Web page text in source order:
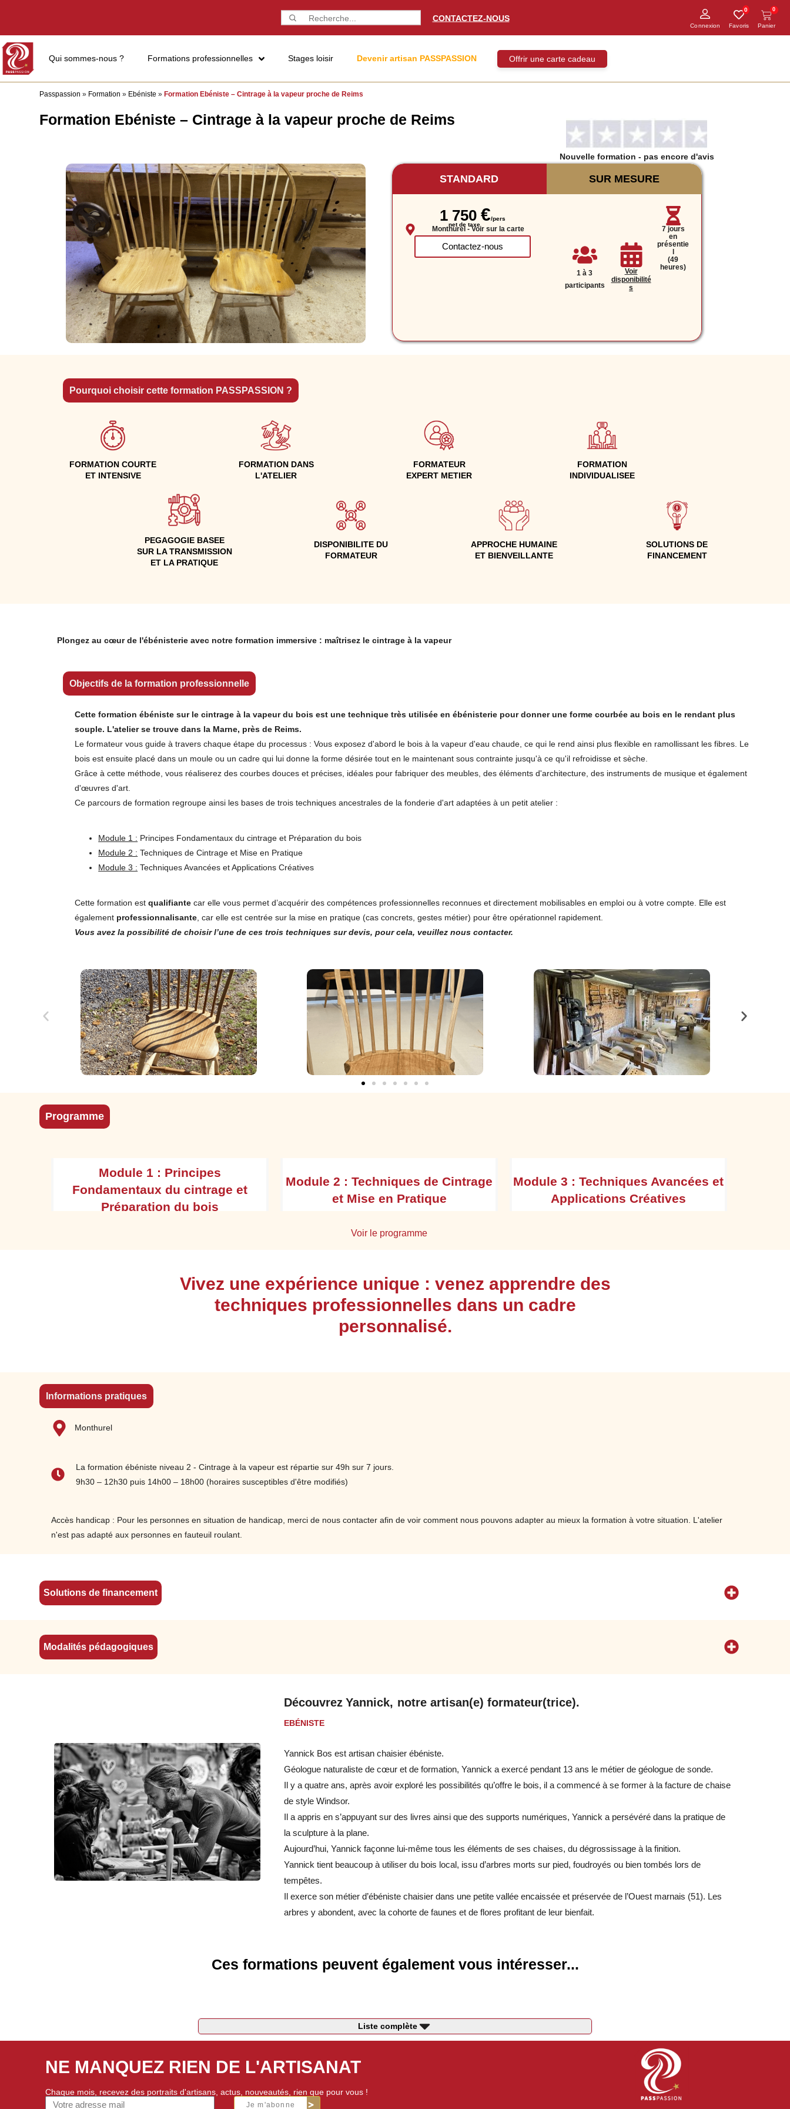
CONTACTEZ-NOUS
0 0
Qui sommes-nous ? Formations professionnelles Stages loisir Devenir artisan PASSPASSION Offrir une carte cadeau
Passpassion » Formation » Ebéniste » Formation Ebéniste – Cintrage à la vapeur proche de Reims
Formation Ebéniste – Cintrage à la vapeur proche de Reims
Nouvelle formation - pas encore d'avis
STANDARD SUR MESURE
1 750 €
Monthurel - Voir sur la carte
Contactez-nous
1 à 3
participants
Voir
disponibilité
s
7 jours
en
présentie
l
(49
heures)
Pourquoi choisir cette formation PASSPASSION ?
FORMATION COURTE
ET INTENSIVE
FORMATION DANS
L'ATELIER
FORMATEUR
EXPERT METIER
FORMATION
INDIVIDUALISEE
PEGAGOGIE BASEE
SUR LA TRANSMISSION
ET LA PRATIQUE
DISPONIBILITE DU
FORMATEUR
APPROCHE HUMAINE
ET BIENVEILLANTE
SOLUTIONS DE
FINANCEMENT
Plongez au cœur de l'ébénisterie avec notre formation immersive : maîtrisez le cintrage à la vapeur
Objectifs de la formation professionnelle
Cette formation ébéniste sur le cintrage à la vapeur du bois est une technique très utilisée en ébénisterie pour donner une forme courbée au bois en le rendant plus
souple. L'atelier se trouve dans la Marne, près de Reims.
Le formateur vous guide à travers chaque étape du processus : Vous exposez d'abord le bois à la vapeur d'eau chaude, ce qui le rend ainsi plus flexible en ramollissant les fibres. Le
bois est ensuite placé dans un moule ou un cadre qui lui donne la forme désirée tout en le maintenant sous contrainte jusqu'à ce qu'il refroidisse et sèche.
Grâce à cette méthode, vous réaliserez des courbes douces et précises, idéales pour fabriquer des meubles, des éléments d'architecture, des instruments de musique et également
d'œuvres d'art.
Ce parcours de formation regroupe ainsi les bases de trois techniques ancestrales de la fonderie d'art adaptées à un petit atelier :
Module 1 : Principes Fondamentaux du cintrage et Préparation du bois
Module 2 : Techniques de Cintrage et Mise en Pratique
Module 3 : Techniques Avancées et Applications Créatives
Cette formation estqualifiante car elle vous permet d’acquérir des compétences professionnelles reconnues et directement mobilisables en emploi ou à votre compte. Elle est
également professionnalisante , car elle est centrée sur la mise en pratique (cas concrets, gestes métier) pour être opérationnel rapidement.
Vous avez la possibilité de choisir l’une de ces trois techniques sur devis, pour cela, veuillez nous contacter.
Programme
Module 1 : Principes
Fondamentaux du cintrage et
Préparation du bois
Structure cellulaire du bois et rôle de la
Maîtriser les règles de sécurité : manipulation
d’équipements chauffants, protection
Sélectionner les essences de bois adaptées au
Déterminer le temps de traitement en fonction
de l'épaisseur du bois.
orientation des fibres
Module 2 : Techniques de Cintrage
et Mise en Pratique
Pression manuelle ou mécanique pour
former des courbes simples (cercles, arcs),
Utilisation de moules, serre-joints et sangles
de tension.
ébénisterie, ex : courbes de chaises,
accoudoirs et aussi pieds de table
Module 3 : Techniques Avancées et
Applications Créatives
pièce cintrée (ex. tablette courbe, dossier de
Expérimenter avec des combinaisons de bois
Voir le programme
Vivez une expérience unique : venez apprendre des
techniques professionnelles dans un cadre
personnalisé.
Informations pratiques
Monthurel
La formation ébéniste niveau 2 - Cintrage à la vapeur est répartie sur 49h sur 7 jours.
9h30 – 12h30 puis 14h00 – 18h00 (horaires susceptibles d'être modifiés)
Accès handicap : Pour les personnes en situation de handicap, merci de nous contacter afin de voir comment nous pouvons adapter au mieux la formation à votre situation. L'atelier
n'est pas adapté aux personnes en fauteuil roulant.
Solutions de financement
Modalités pédagogiques
Découvrez Yannick, notre artisan(e) formateur(trice).
EBÉNISTE
Yannick Bos est artisan chaisier ébéniste.
Géologue naturaliste de cœur et de formation, Yannick a exercé pendant 13 ans le métier de géologue de sonde.
Il y a quatre ans, après avoir exploré les possibilités qu’offre le bois, il a commencé à se former à la facture de chaise
de style Windsor.
Il a appris en s’appuyant sur des livres ainsi que des supports numériques, Yannick a persévéré dans la pratique de
la sculpture à la plane.
Aujourd’hui, Yannick façonne lui-même tous les éléments de ses chaises, du dégrossissage à la finition.
Yannick tient beaucoup à utiliser du bois local, issu d’arbres morts sur pied, foudroyés ou bien tombés lors de
tempêtes.
Il exerce son métier d’ébéniste chaisier dans une petite vallée encaissée et préservée de l’Ouest marnais (51). Les
arbres y abondent, avec la cohorte de faunes et de flores profitant de leur bienfait.
Ces formations peuvent également vous intéresser...
Liste complète
NE MANQUEZ RIEN DE L'ARTISANAT
Chaque mois, recevez des portraits d'artisans, actus, nouveautés, rien que pour vous !
Je m'abonne